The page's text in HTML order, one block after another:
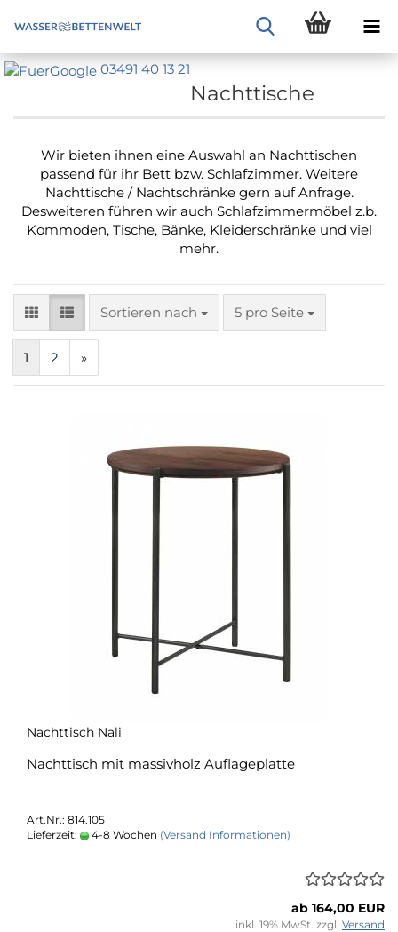
03491 40 13 21
Nachttische
Wir bieten ihnen eine Auswahl an Nachttischen
passend für ihr Bett bzw. Schlafzimmer. Weitere
Nachttische / Nachtschränke gern auf Anfrage.
Desweiteren führen wir auch Schlafzimmermöbel z.b.
Kommoden, Tische, Bänke, Kleiderschränke und viel
mehr.
Sortieren nach
Sortieren nach 5 pro Seite
pro Seite
1 2 »
Nachttisch Nali
Nachttisch mit massivholz Auflageplatte
Art.Nr.: 814.105
Lieferzeit:
4-8 Wochen (Versand Informationen)
ab 164,00 EUR
inkl. 19% MwSt. zzgl. Versand